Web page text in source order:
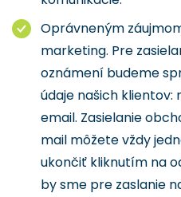
Oprávneným
marketing. Pre
oznámení budeme
údaje našich klientov:
email. Zasielanie
mail môžete vždy
ukončiť kliknutím na
by sme pre zaslanie